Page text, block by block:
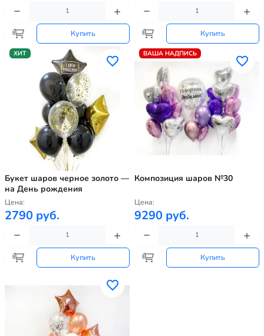
Купить Купить
ХИТ
Букет шаров черное золото —
на День рождения
Цена:
2790 руб.
Купить
ВАША НАДПИСЬ
Композиция шаров №30
Цена:
9290 руб.
Купить